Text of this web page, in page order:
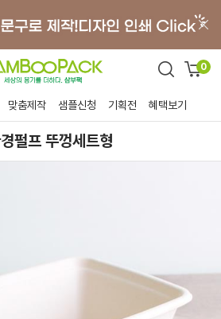
0
맞춤제작 샘플신청 기획전 혜택보기
펄프 뚜껑세트형